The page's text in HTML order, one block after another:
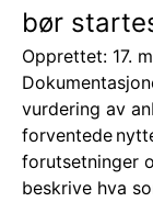
bør
Opprettet: 17.
vurdering av
forventede
forutsetninger
beskrive hva